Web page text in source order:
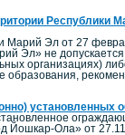
Республики
Марий Эл от 27
Эл» не
организациях)
образования,
установленных
Йошкар-Ола» от